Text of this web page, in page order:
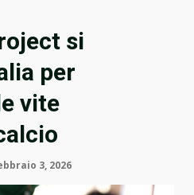
si
per
vite
3, 2026